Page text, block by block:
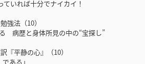
ていれば十分でナイカイ！
法（10）
病歴と身体所見の中の“宝探し”
平静の心』（10）
ある」